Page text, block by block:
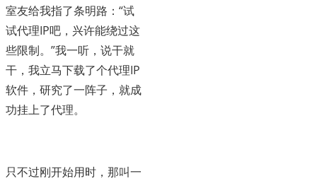
室友给我指了条明路：“试
试代理IP吧，兴许能绕过这
些限制。”我一听，说干就
干，我立马下载了个代理IP
软件，研究了一阵子，就成
功挂上了代理。
只不过刚开始用时，那叫一